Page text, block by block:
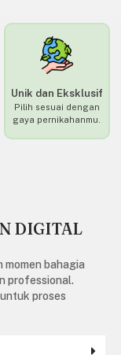
Unik dan Eksklusif
Pilih sesuai dengan
gaya pernikahanmu.
DIGITAL
momen bahagia
professional.
proses